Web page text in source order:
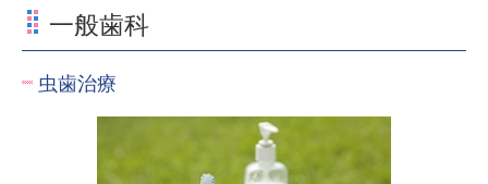
一般歯科
虫歯治療